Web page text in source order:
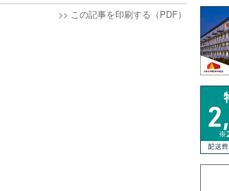
>> この記事を印刷する（PDF）